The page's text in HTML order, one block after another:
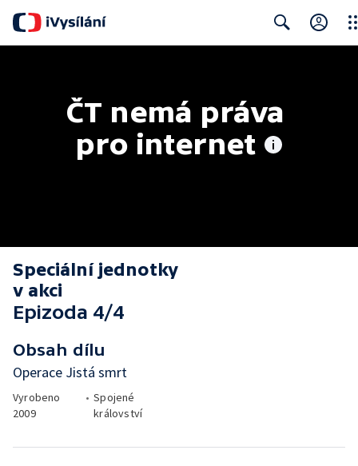
ČT nemá práva
pro internet
Speciální jednotky
v akci
Epizoda 4/4
Obsah dílu
Operace Jistá smrt
Vyrobeno
2009
• Spojené
království